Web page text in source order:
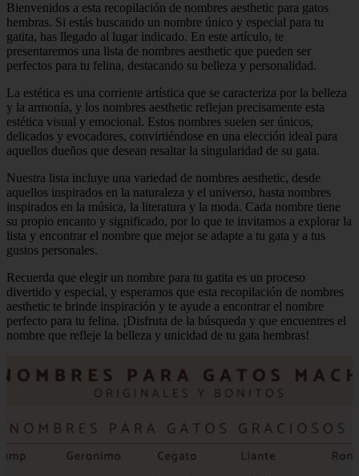
Bienvenidos a esta recopilación de nombres aesthetic para gatos
hembras. Si estás buscando un nombre único y especial para tu
gatita, has llegado al lugar indicado. En este artículo, te
presentaremos una lista de nombres aesthetic que pueden ser
perfectos para tu felina, destacando su belleza y personalidad.
La estética es una corriente artística que se caracteriza por la belleza
y la armonía, y los nombres aesthetic reflejan precisamente esta
estética visual y emocional. Estos nombres suelen ser únicos,
delicados y evocadores, convirtiéndose en una elección ideal para
aquellos dueños que desean resaltar la singularidad de su gata.
Nuestra lista incluye una variedad de nombres aesthetic, desde
aquellos inspirados en la naturaleza y el universo, hasta nombres
inspirados en la música, la literatura y la moda. Cada nombre tiene
su propio encanto y significado, por lo que te invitamos a explorar la
lista y encontrar el nombre que mejor se adapte a tu gata y a tus
gustos personales.
Recuerda que elegir un nombre para tu gatita es un proceso
divertido y especial, y esperamos que esta recopilación de nombres
aesthetic te brinde inspiración y te ayude a encontrar el nombre
perfecto para tu felina. ¡Disfruta de la búsqueda y que encuentres el
nombre que refleje la belleza y unicidad de tu gata hembras!